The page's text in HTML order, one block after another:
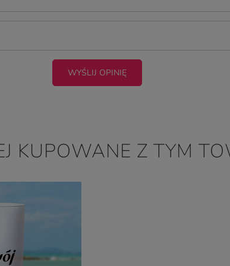
WYŚLIJ OPINIĘ
KUPOWANE Z TYM